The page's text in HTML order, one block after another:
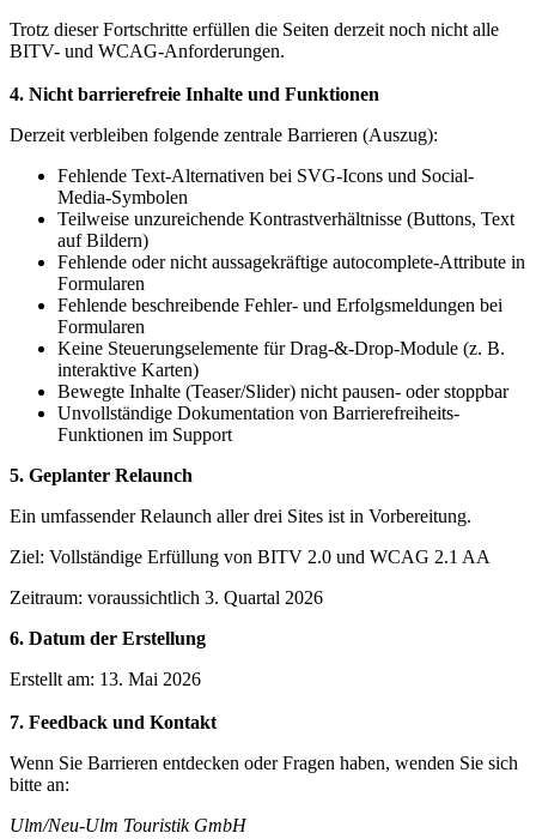
Trotz dieser Fortschritte erfüllen die Seiten derzeit noch nicht alle
BITV- und WCAG-Anforderungen.
4. Nicht barrierefreie Inhalte und Funktionen
Derzeit verbleiben folgende zentrale Barrieren (Auszug):
Fehlende Text-Alternativen bei SVG-Icons und Social-
Media-Symbolen
Teilweise unzureichende Kontrastverhältnisse (Buttons, Text
auf Bildern)
Fehlende oder nicht aussagekräftige autocomplete-Attribute in
Formularen
Fehlende beschreibende Fehler- und Erfolgsmeldungen bei
Formularen
Keine Steuerungselemente für Drag-&-Drop-Module (z. B.
interaktive Karten)
Bewegte Inhalte (Teaser/Slider) nicht pausen- oder stoppbar
Unvollständige Dokumentation von Barrierefreiheits-
Funktionen im Support
5. Geplanter Relaunch
Ein umfassender Relaunch aller drei Sites ist in Vorbereitung.
Ziel: Vollständige Erfüllung von BITV 2.0 und WCAG 2.1 AA
Zeitraum: voraussichtlich 3. Quartal 2026
6. Datum der Erstellung
Erstellt am: 13. Mai 2026
7. Feedback und Kontakt
Wenn Sie Barrieren entdecken oder Fragen haben, wenden Sie sich
bitte an:
Ulm/Neu-Ulm Touristik GmbH